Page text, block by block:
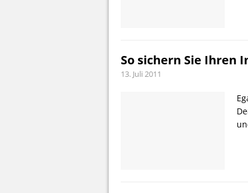
So sichern Sie Ihren
13. Juli 2011